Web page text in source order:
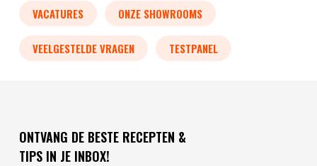
VACATURES ONZE SHOWROOMS
VEELGESTELDE VRAGEN TESTPANEL
ONTVANG DE BESTE RECEPTEN &
TIPS IN JE INBOX!